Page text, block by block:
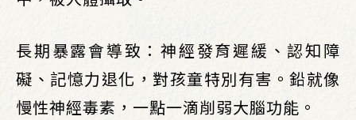
長期暴露會導致：神經發育遲緩、認知障
礙、記憶力退化，對孩童特別有害。鉛就像
慢性神經毒素，一點一滴削弱大腦功能。